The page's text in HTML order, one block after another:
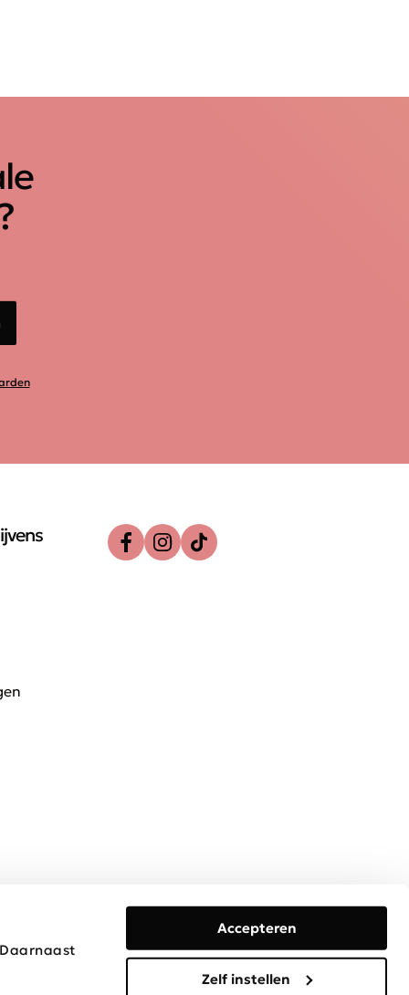
Accepteren
Zelf instellen
Privacy & Cookies Disclaimer